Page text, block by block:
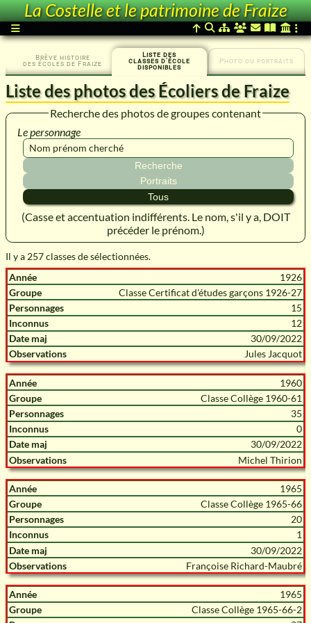
La Costelle et le patrimoine de Fraize
Brève histoire
des écoles de Fraize
Liste des
classes d'école
disponibles
Photo ou portraits
Liste des photos des Écoliers de Fraize
Recherche des photos de groupes contenant
Le personnage
(Casse et accentuation indifférents. Le nom, s'il y a, DOIT
précéder le prénom.)
Il y a 257 classes de sélectionnées.
1926
Classe Certificat d'études garçons 1926-27
15
12
30/09/2022
Jules Jacquot
1960
Classe Collège 1960-61
35
0
30/09/2022
Michel Thirion
1965
Classe Collège 1965-66
20
1
30/09/2022
Françoise Richard-Maubré
1965
Classe Collège 1965-66-2